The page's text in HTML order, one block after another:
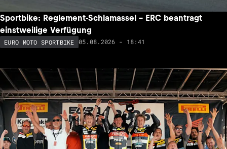
Sportbike: Reglement-Schlamassel – ERC beantragt
einstweilige Verfügung
EURO MOTO SPORTBIKE 05.08.2026 - 18:41